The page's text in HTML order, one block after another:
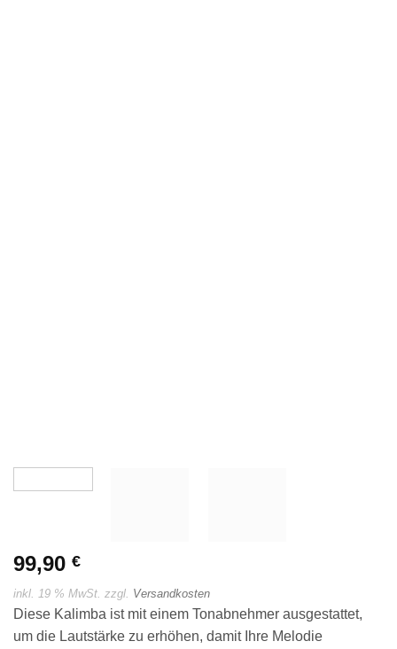
99,90 €
inkl. 19 % MwSt. zzgl. Versandkosten
Diese Kalimba ist mit einem Tonabnehmer ausgestattet,
um die Lautstärke zu erhöhen, damit Ihre Melodie